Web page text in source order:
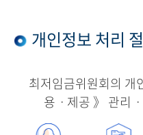
개인정보 처리
최저임금위원회의 개
용ㆍ제공 》 관리